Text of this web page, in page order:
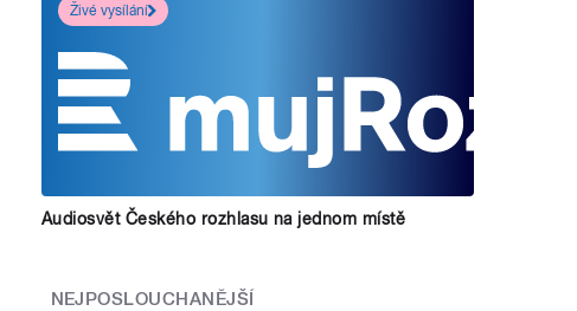
Živé vysílání
Audiosvět Českého rozhlasu na jednom místě
NEJPOSLOUCHANĚJŠÍ